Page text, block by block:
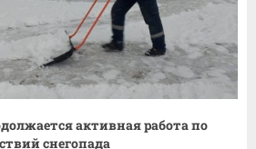
активная работа по
снегопада